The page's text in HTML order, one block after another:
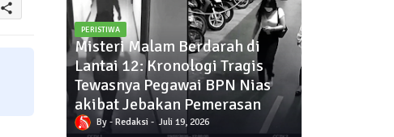
share
PERISTIWA
Misteri Malam Berdarah di
Lantai 12: Kronologi Tragis
Tewasnya Pegawai BPN Nias
akibat Jebakan Pemerasan
Redaksi Juli 19, 2026